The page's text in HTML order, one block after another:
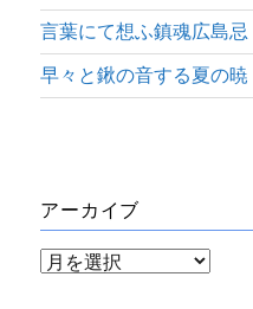
言葉にて想ふ鎮魂広島忌
早々と鍬の音する夏の暁
アーカイブ
ア